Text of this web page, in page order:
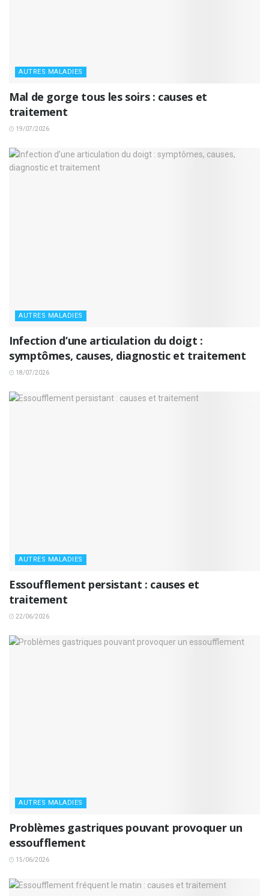
AUTRES MALADIES
Mal de gorge tous les soirs : causes et
traitement
19/07/2026
AUTRES MALADIES
Infection d’une articulation du doigt :
symptômes, causes, diagnostic et traitement
18/07/2026
AUTRES MALADIES
Essoufflement persistant : causes et
traitement
22/06/2026
AUTRES MALADIES
Problèmes gastriques pouvant provoquer un
essoufflement
15/06/2026